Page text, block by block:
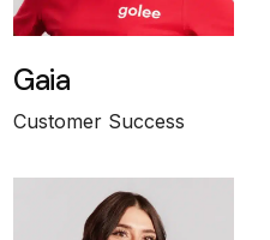
Gaia
Customer Success